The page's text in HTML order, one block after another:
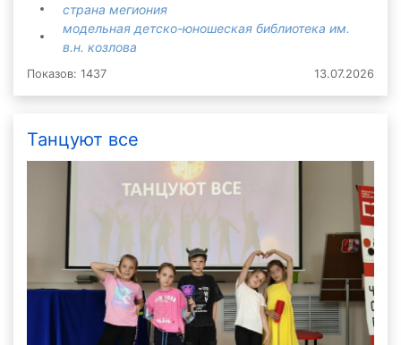
страна мегиония
модельная детско-юношеская библиотека им.
в.н. козлова
Показов: 1437 13.07.2026
Танцуют все